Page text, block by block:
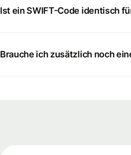
Ist ein SWIFT-Code identisch
Brauche ich zusätzlich noch